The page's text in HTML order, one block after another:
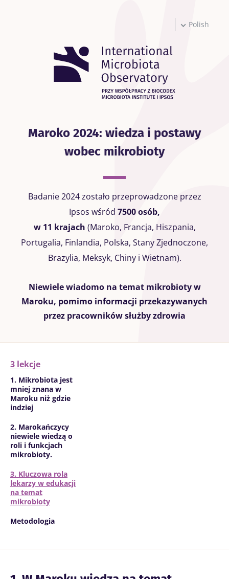
Polish
Maroko 2024: wiedza i postawy
wobec mikrobioty
Badanie 2024 zostało przeprowadzone przez
Ipsos wśród 7500 osób,
w 11 krajach (Maroko, Francja, Hiszpania,
Portugalia, Finlandia, Polska, Stany Zjednoczone,
Brazylia, Meksyk, Chiny i Wietnam).
Niewiele wiadomo na temat mikrobioty w
Maroku, pomimo informacji przekazywanych
przez pracowników służby zdrowia
3 lekcje
1. Mikrobiota jest
mniej znana w
Maroku niż gdzie
indziej
2. Marokańczycy
niewiele wiedzą o
roli i funkcjach
mikrobioty.
3. Kluczowa rola
lekarzy w edukacji
na temat
mikrobioty
Metodologia